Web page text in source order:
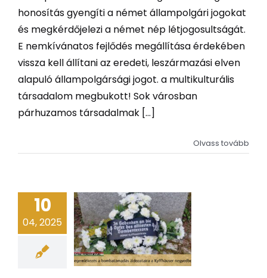
honosítás gyengíti a német állampolgári jogokat
és megkérdőjelezi a német nép létjogosultságát.
E nemkívánatos fejlődés megállítása érdekében
vissza kell állítani az eredeti, leszármazási elven
alapuló állampolgársági jogot. a multikulturális
társadalom megbukott! Sok városban
párhuzamos társadalmak [...]
Olvass tovább
10
04, 2025